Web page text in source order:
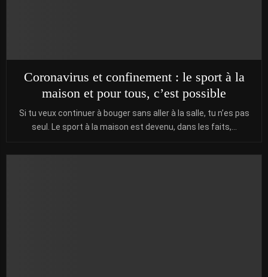
Coronavirus et confinement : le sport à la
maison et pour tous, c’est possible
Si tu veux continuer à bouger sans aller à la salle, tu n’es pas
seul. Le sport à la maison est devenu, dans les faits,...